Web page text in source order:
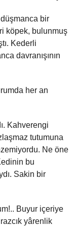
düşmanca bir
köpek, bulunmuş
Kederli
davranışının
her an
Kahverengi
tutumuna
Ne öne
bu
Sakin bir
Buyur içeriye
yârenlik